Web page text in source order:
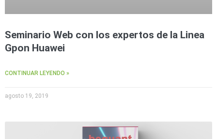
Seminario Web con los expertos de la Linea
Gpon Huawei
CONTINUAR LEYENDO »
agosto 19, 2019